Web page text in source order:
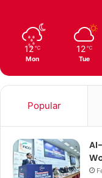
12 ℃
Mon
12 ℃
Tue
Popular